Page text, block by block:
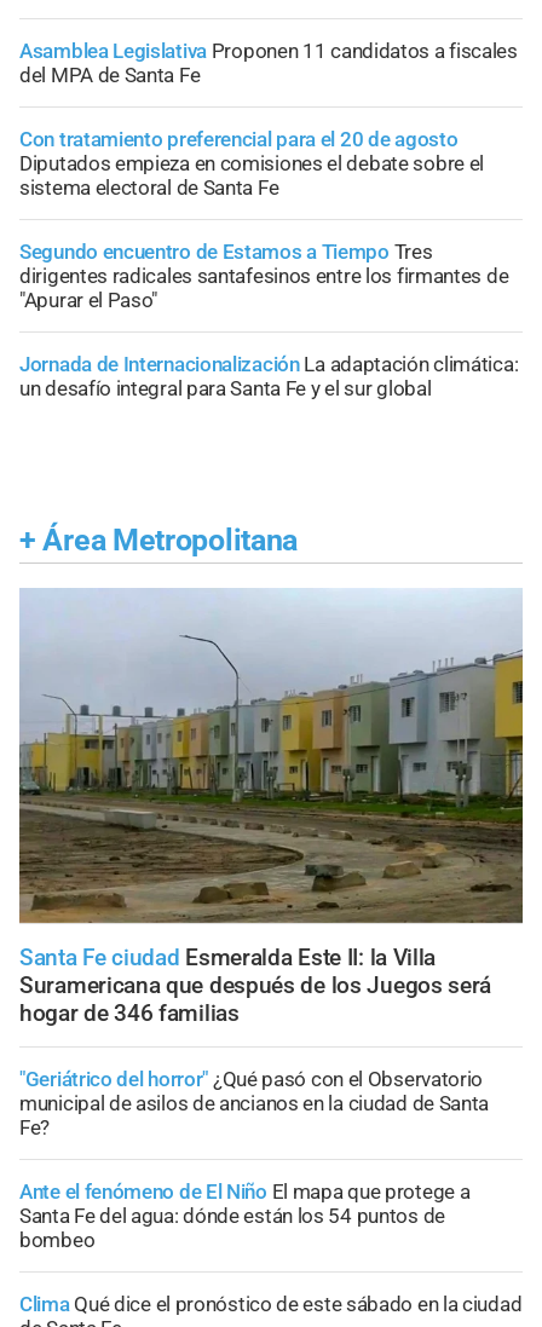
Asamblea Legislativa Proponen 11 candidatos a fiscales
del MPA de Santa Fe
Con tratamiento preferencial para el 20 de agosto
Diputados empieza en comisiones el debate sobre el
sistema electoral de Santa Fe
Segundo encuentro de Estamos a Tiempo Tres
dirigentes radicales santafesinos entre los firmantes de
"Apurar el Paso"
Jornada de Internacionalización La adaptación climática:
un desafío integral para Santa Fe y el sur global
+ Área Metropolitana
Santa Fe ciudad Esmeralda Este II: la Villa
Suramericana que después de los Juegos será
hogar de 346 familias
"Geriátrico del horror" ¿Qué pasó con el Observatorio
municipal de asilos de ancianos en la ciudad de Santa
Fe?
Ante el fenómeno de El Niño El mapa que protege a
Santa Fe del agua: dónde están los 54 puntos de
bombeo
Clima Qué dice el pronóstico de este sábado en la ciudad